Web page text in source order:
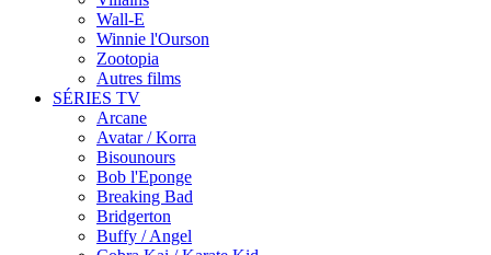
Wall-E
Winnie l'Ourson
Zootopia
Autres films
SÉRIES TV
Arcane
Avatar / Korra
Bisounours
Bob l'Eponge
Breaking Bad
Bridgerton
Buffy / Angel